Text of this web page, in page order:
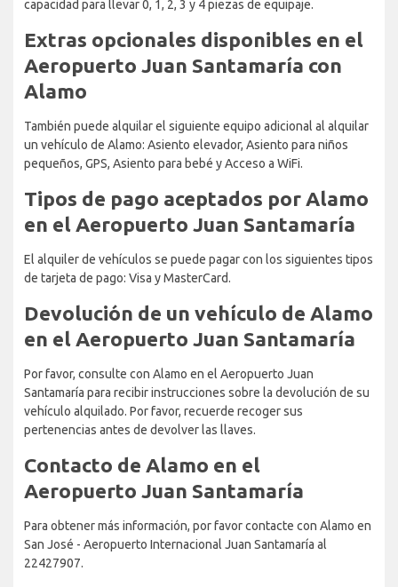
capacidad para llevar 0, 1, 2, 3 y 4 piezas de equipaje.
Extras opcionales disponibles en el
Aeropuerto Juan Santamaría con
Alamo
También puede alquilar el siguiente equipo adicional al alquilar
un vehículo de Alamo: Asiento elevador, Asiento para niños
pequeños, GPS, Asiento para bebé y Acceso a WiFi.
Tipos de pago aceptados por Alamo
en el Aeropuerto Juan Santamaría
El alquiler de vehículos se puede pagar con los siguientes tipos
de tarjeta de pago: Visa y MasterCard.
Devolución de un vehículo de Alamo
en el Aeropuerto Juan Santamaría
Por favor, consulte con Alamo en el Aeropuerto Juan
Santamaría para recibir instrucciones sobre la devolución de su
vehículo alquilado. Por favor, recuerde recoger sus
pertenencias antes de devolver las llaves.
Contacto de Alamo en el
Aeropuerto Juan Santamaría
Para obtener más información, por favor contacte con Alamo en
San José - Aeropuerto Internacional Juan Santamaría al
22427907.